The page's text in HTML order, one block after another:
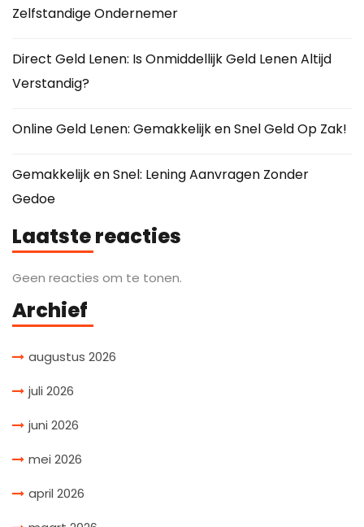
Zelfstandige Ondernemer
Direct Geld Lenen: Is Onmiddellijk Geld Lenen Altijd
Verstandig?
Online Geld Lenen: Gemakkelijk en Snel Geld Op Zak!
Gemakkelijk en Snel: Lening Aanvragen Zonder
Gedoe
Laatste reacties
Geen reacties om te tonen.
Archief
augustus 2026
juli 2026
juni 2026
mei 2026
april 2026